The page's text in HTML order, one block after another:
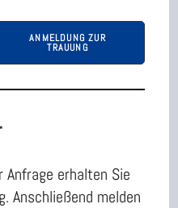
ANMELDUNG ZUR
TRAUUNG
Anfrage erhalten Sie
Anschließend melden